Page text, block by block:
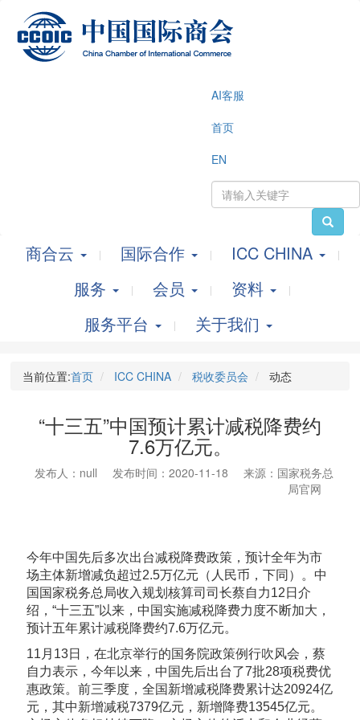
AI客服
首页
EN
商合云 国际合作
ICC CHINA
服务
会员
资料
服务平台
关于我们
当前位置:首页 ICC CHINA 税收委员会 动态
“十三五”中国预计累计减税降费约
7.6万亿元。
发布人：null 发布时间：2020-11-18
来源：国家税务总
局官网
今年中国先后多次出台减税降费政策，预计全年为市
场主体新增减负超过2.5万亿元（人民币，下同）。中
国国家税务总局收入规划核算司司长蔡自力12日介
绍，“十三五”以来，中国实施减税降费力度不断加大，
预计五年累计减税降费约7.6万亿元。
11月13日，在北京举行的国务院政策例行吹风会，蔡
自力表示，今年以来，中国先后出台了7批28项税费优
惠政策。前三季度，全国新增减税降费累计达20924亿
元，其中新增减税7379亿元，新增降费13545亿元。